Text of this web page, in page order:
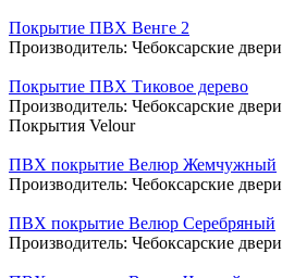
Покрытие ПВХ Венге 2
Производитель: Чебоксарские двери
Покрытие ПВХ Тиковое дерево
Производитель: Чебоксарские двери
Покрытия Velour
ПВХ покрытие Велюр Жемчужный
Производитель: Чебоксарские двери
ПВХ покрытие Велюр Серебряный
Производитель: Чебоксарские двери